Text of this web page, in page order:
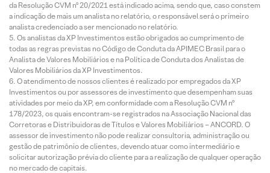
da Resolução CVM nº 20/2021 está indicado acima, sendo que, caso constem
a indicação de mais um analista no relatório, o responsável será o primeiro
analista credenciado a ser mencionado no relatório.
Os analistas da XP Investimentos estão obrigados ao cumprimento de
todas as regras previstas no Código de Conduta da APIMEC Brasil para o
Analista de Valores Mobiliários e na Política de Conduta dos Analistas de
Valores Mobiliários da XP Investimentos.
O atendimento de nossos clientes é realizado por empregados da XP
Investimentos ou por assessores de investimento que desempenham suas
atividades por meio da XP, em conformidade com a Resolução CVM nº
178/2023, os quais encontram-se registrados na Associação Nacional das
Corretoras e Distribuidoras de Títulos e Valores Mobiliários – ANCORD. O
assessor de investimento não pode realizar consultoria, administração ou
gestão de patrimônio de clientes, devendo atuar como intermediário e
solicitar autorização prévia do cliente para a realização de qualquer operação
no mercado de capitais.